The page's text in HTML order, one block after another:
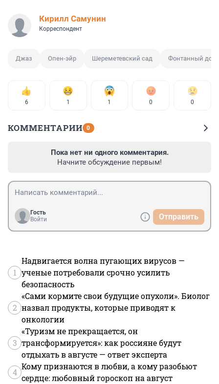
Кирилл Самунин
Корреспондент
Джаз Опен-эйр Шереметевский сад Фонтанный дом
6 1 1 0 0
КОММЕНТАРИИ 0
Пока нет ни одного комментария.
Начните обсуждение первым!
Гость
Войти
Отправить
1
Надвигается волна пугающих вирусов —
ученые потребовали срочно усилить
безопасность
2
«Сами кормите свои будущие опухоли». Биолог
назвал продукты, которые приводят к
онкологии
3
«Туризм не прекращается, он
трансформируется»: как россияне будут
отдыхать в августе — ответ эксперта
4
Кому признаются в любви, а кому разобьют
сердце: любовный гороскоп на август